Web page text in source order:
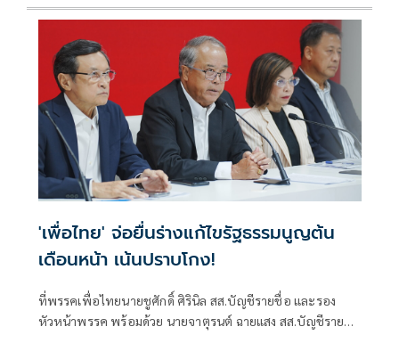
'เพื่อไทย' จ่อยื่นร่างแก้ไขรัฐธรรมนูญต้น
เดือนหน้า เน้นปราบโกง!
ที่พรรคเพื่อไทยนายชูศักดิ์ ศิรินิล สส.บัญชีรายชื่อ และรอง
หัวหน้าพรรค พร้อมด้วย นายจาตุรนต์ ฉายแสง สส.บัญชีรายชื่อ